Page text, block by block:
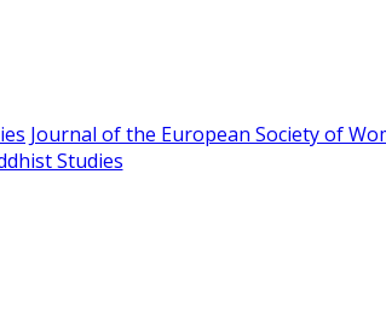
Journal of the European Society of
Studies